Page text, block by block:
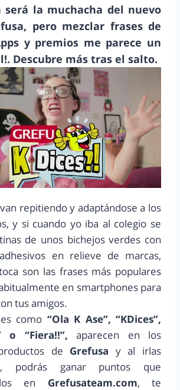
será la muchacha del nuevo
pero mezclar frases de
y premios me parece un
Descubre más tras el salto.
repitiendo y adaptándose a los
y si cuando yo iba al colegio se
de unos bichejos verdes con
en relieve de marcas,
son las frases más populares
en smartphones para
tus amigos.
como “Ola K Ase”, “KDices”,
o “Fiera!!”, aparecen en los
de Grefusa y al irlas
podrás ganar puntos que
en Grefusateam.com, te